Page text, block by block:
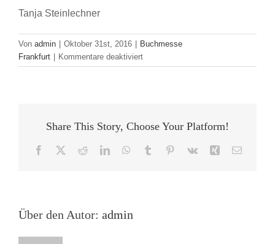
Tanja Steinlechner
Von admin | Oktober 31st, 2016 | Buchmesse
Frankfurt | Kommentare deaktiviertfür
Meinungsfreiheit
und
Autoren
Share This Story, Choose Your Platform!
Facebook RedditLinkedInWhatsApp
Tumblr Pinterest
Vk Xing E-
Über den Autor: admin